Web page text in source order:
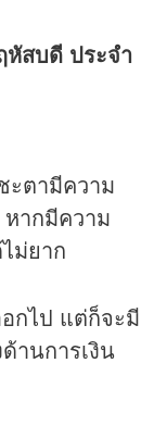
หัสบดี ประจำ
ะตามีความ
หากมีความ
ม่ยาก
กไป แต่ก็จะมี
านการเงิน